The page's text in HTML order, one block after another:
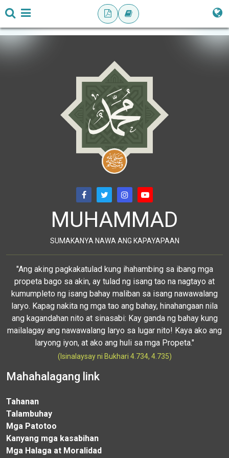
MUHAMMAD
SUMAKANYA NAWA ANG KAPAYAPAAN
"Ang aking pagkakatulad kung ihahambing sa ibang mga
propeta bago sa akin, ay tulad ng isang tao na nagtayo at
kumumpleto ng isang bahay maliban sa isang nawawalang
laryo. Kapag nakita ng mga tao ang bahay, hinahangaan nila
ang kagandahan nito at sinasabi: Kay ganda ng bahay kung
mailalagay ang nawawalang laryo sa lugar nito! Kaya ako ang
laryong iyon, at ako ang huli sa mga Propeta."
(Isinalaysay ni Bukhari 4.734, 4.735)
Mahahalagang link
Tahanan
Talambuhay
Mga Patotoo
Kanyang mga kasabihan
Mga Halaga at Moralidad